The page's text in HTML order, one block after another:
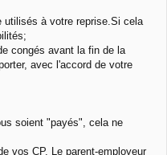
utilisés à votre reprise.Si cela
congés avant la fin de la
avec l'accord de votre
soient "payés", cela ne
vos CP. Le parent-employeur